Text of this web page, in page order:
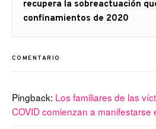
siguiente:
recupera la sobreactuación
confinamientos de 2020
COMENTARIO
Pingback: Los familiares de las
COVID comienzan a manifestarse